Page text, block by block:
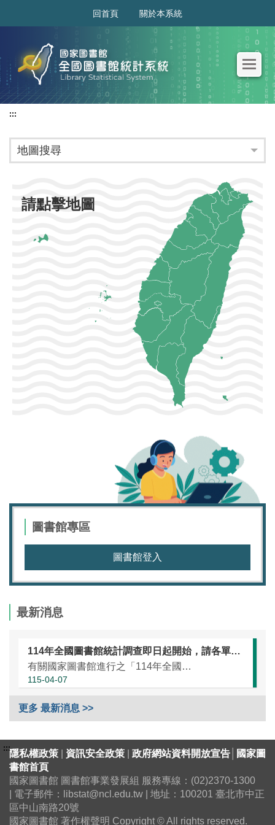
回首頁 關於本系統
:::
地圖搜尋
請點擊地圖
圖書館專區
圖書館登入
最新消息
114年全國圖書館統計調查即日起開始，請各單位協助於本（115）年5月25日前完成統計資訊填報（延長至7月10日）
有關國家圖書館進行之「114年全國圖書館統計」調查，涵蓋全國大專校院圖書館、國民小學圖書館、國民中學圖書館、高級中等學校暨特殊教育學校圖書館，以及專門圖書館，藉由相關統計數據之蒐集，將有助瞭解我國各類...
115-04-07
更多 最新消息 >>
:::隱私權政策 資訊安全政策 政府網站資料開放宣告
國家圖
書館首頁
國家圖書館 圖書館事業發展組 服務專線：(02)2370-1300
| 電子郵件：libstat@ncl.edu.tw | 地址：100201 臺北市中正
區中山南路20號
國家圖書館 著作權聲明 Copyright © All rights reserved.